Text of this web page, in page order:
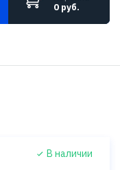
0 руб.
В наличии